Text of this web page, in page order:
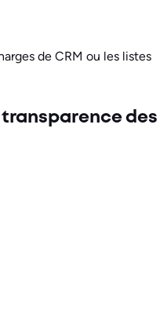
de CRM ou les listes
transparence des